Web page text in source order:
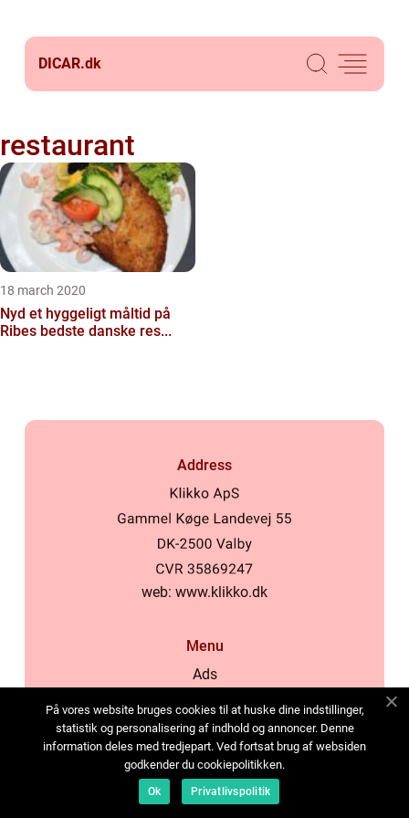
DICAR.dk
restaurant
18 march 2020
Nyd et hyggeligt måltid på
Ribes bedste danske res...
Address
web: www.klikko.dk
Menu
Ads
Cookies
Contact
Sitemap
På vores website bruges cookies til at huske dine indstillinger,
statistik og personalisering af indhold og annoncer. Denne
information deles med tredjepart. Ved fortsat brug af websiden
godkender du cookiepolitikken.
Ok Privatlivspolitik